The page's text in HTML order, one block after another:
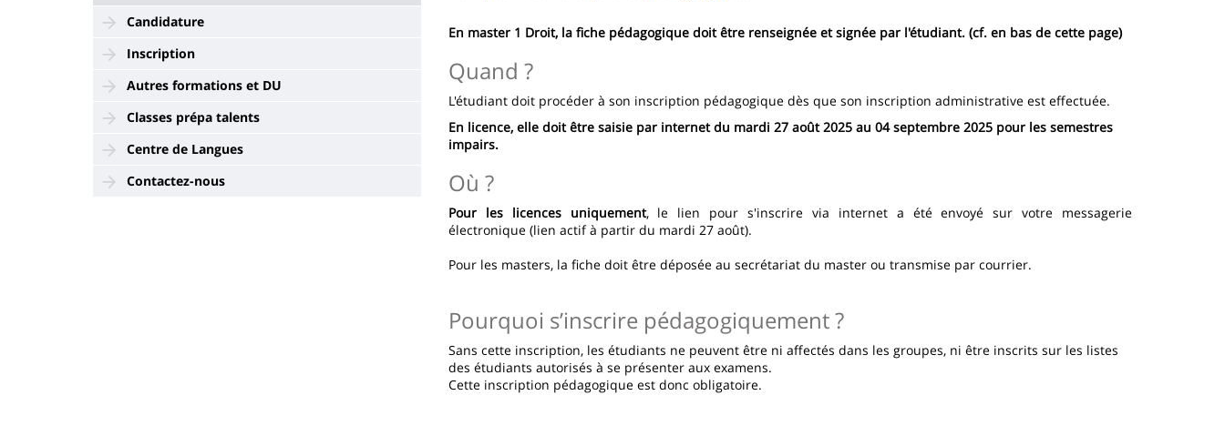
Candidature
Inscription
Autres formations et DU
Classes prépa talents
Centre de Langues
Contactez-nous
En master 1 Droit, la fiche pédagogique doit être renseignée et signée par l'étudiant. (cf. en bas de cette page)
Quand ?
L'étudiant doit procéder à son inscription pédagogique dès que son inscription administrative est effectuée.
En licence, elle doit être saisie par internet du mardi 27 août 2025 au 04 septembre 2025 pour les semestres
impairs.
Où ?
Pour les licences uniquement, le lien pour s'inscrire via internet a été envoyé sur votre messagerie
électronique (lien actif à partir du mardi 27 août).
Pour les masters, la fiche doit être déposée au secrétariat du master ou transmise par courrier.
Pourquoi s’inscrire pédagogiquement ?
Sans cette inscription, les étudiants ne peuvent être ni affectés dans les groupes, ni être inscrits sur les listes
des étudiants autorisés à se présenter aux examens.
Cette inscription pédagogique est donc obligatoire.